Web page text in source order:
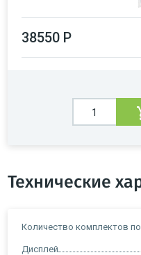
38550 Р
Технические
Количество комплектов
Дисплей